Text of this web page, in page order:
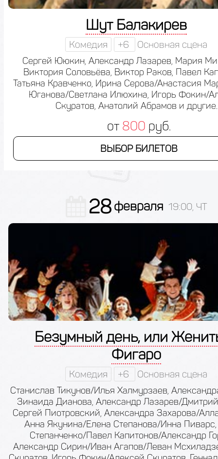
Шут Балакирев
Комедия +6 Основная сцена
Сергей Ююкин, Александр Лазарев, Мария
Виктория Соловьёва, Виктор Раков, Павел
Татьяна Кравченко, Ирина Серова/Анастасия
Юганова/Светлана Илюхина, Игорь Фокин/
Скуратов, Анатолий Абрамов и другие.
от 800 руб.
ВЫБОР БИЛЕТОВ
28 февраля 19:00, ЧТ
Безумный день, или
Фигаро
Комедия +6 Основная сцена
Станислав Тикунов/Илья Халмурзаев,
Зинаида Дианова, Александр Лазарев/
Сергей Пиотровский, Александра Захарова/
Анна Якунина/Елена Степанова/Инна
Степанченко/Павел Капитонов/Александр
Александр Сирин/Иван Агапов/Леван